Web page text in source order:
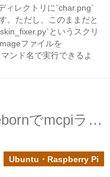
ィレクトリに`char.png`
。ただし、このままだと
というスクリ
ファイルを
ンド名で実行できるよ
Minecraft: Pi Edition: Rebornでmcpiライブラリを試す
Ubuntu・Raspberry Pi